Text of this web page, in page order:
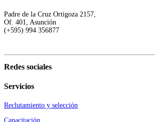
Padre de la Cruz Ortigoza 2157,
Of. 401, Asunción
(+595) 994 356877
Redes sociales
Servicios
Reclutamiento y selección
Capacitación